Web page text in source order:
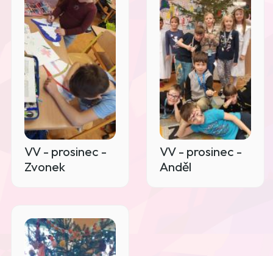
VV - prosinec -
Zvonek
VV - prosinec -
Anděl